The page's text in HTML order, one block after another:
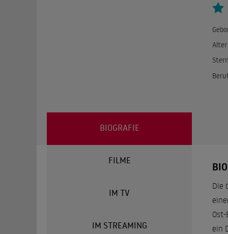
Alter
BIOGRAFIE
FILME
IM TV
IM STREAMING
Die
ein